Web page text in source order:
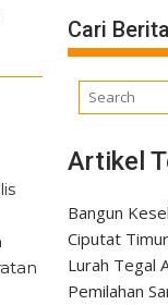
Cari
Artikel
Bangun
Ciputat
Lurah Tegal
Pemilahan